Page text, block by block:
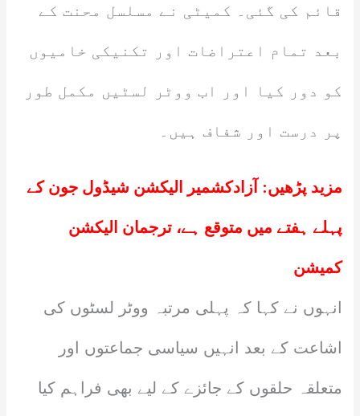
قائم کی گئی۔ کمیٹی نے مسلسل محنت کے
بعد تمام اعتراضات اور تکنیکی خامیوں
کو دور کیا اور اب ووٹر لسٹیں مکمل طور
پر درست اور شفاف ہیں۔
مزید پڑھیں: آزادکشمیر الیکشن شیڈول جون کے
پہلے ہفتے میں متوقع ہے، ترجمان الیکشن
کمیشن
انہوں نے کہا کہ پہلی مرتبہ ووٹر لسٹوں کی
اشاعت کے بعد انہیں سیاسی جماعتوں اور
متعلقہ حلقوں کے جائزے کے لیے بھی فراہم کیا